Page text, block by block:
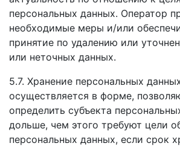
персональных данных. Оператор
необходимые меры и/или
принятие по удалению или
или неточных данных.
5.7. Хранение персональных
осуществляется в форме,
определить субъекта
дольше, чем этого требуют цели
персональных данных, если срок